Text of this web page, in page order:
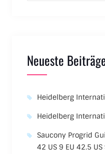
Neueste
Heidelberg
Heidelberg
Saucony Progrid
42 US 9 EU 42.5